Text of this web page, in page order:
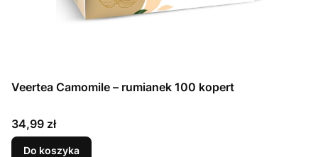
Veertea Camomile – rumianek 100 kopert
Cena
34,99 zł
Do koszyka